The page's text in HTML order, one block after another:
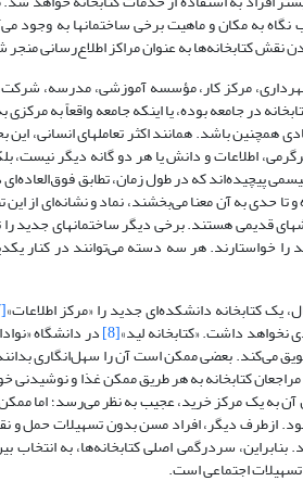
نگاه به مکان و ماهیت برخی ساختمانها به وجود
نقش کتابخانه‌ها به عنوان مراکز اطلاع‌رسانی
مرکز کار، مؤسسه آموزشی، مدرسه،
در جامعه بوده، یا اینکه جامعه واقعاً به مرکزی
باشد. همانند اکثر تعاملهای انسانی، این
اطلاعات و دانش یا هر دو گانه دیگر نیست،
پیچیده‌اند که در طول زمان، تطابق فوق‌العاده‌ای
حدی به آن معنا می‌بخشند، نماد و نشانه‌ای از این
قدیمی هستند. برخی دیگر ساختمانهای جدید
را خواستارند. هر سه دسته می‌توانند در کنار
یک کتابخانه دانشکده‌ای جدید را «مرکز اطلاعات»[7]
نخواهد داشت. «کتابخانه لید»[8] در دانشگاه
تشویق می‌کند. بعضی ممکن است آن را سهل‌انگاری
کتابخانه به هر طریق ممکن غذا و نوشیدنی
آن به یک مرکز خرید، عجیب به نظر می‌رسد؛ اما
ازطرف دیگر، افراد مسن بدون تسهیلات حمل و
سردرگمی اصلی کتابخانه‌ها، به انتخاب
تسهیلات اجتماعی است.